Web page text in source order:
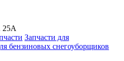
25А
Запчасти для
бензиновых снегоуборщиков